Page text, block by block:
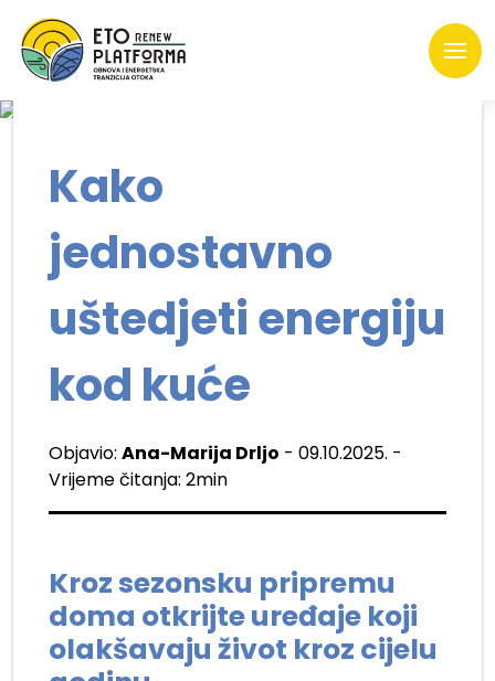
Kako
jednostavno
uštedjeti energiju
kod kuće
Objavio: Ana-Marija Drljo - 09.10.2025. -
Vrijeme čitanja: 2min
Kroz sezonsku pripremu
doma otkrijte uređaje koji
olakšavaju život kroz cijelu